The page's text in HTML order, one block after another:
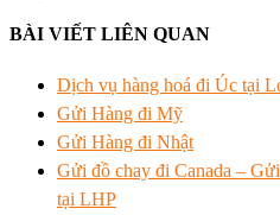
BÀI VIẾT LIÊN QUAN
Dịch vụ hàng hoá đi Úc tại
Gửi Hàng đi Mỹ
Gửi Hàng đi Nhật
Gửi đồ chay đi Canada –
tại LHP